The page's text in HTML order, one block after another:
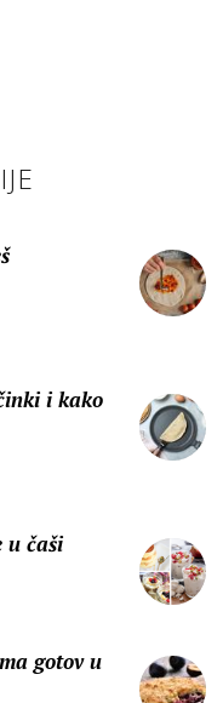
i kako
u čaši
gotov u